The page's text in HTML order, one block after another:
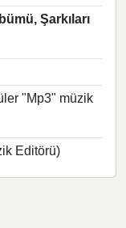
Şarkıları
"Mp3" müzik
Editörü)